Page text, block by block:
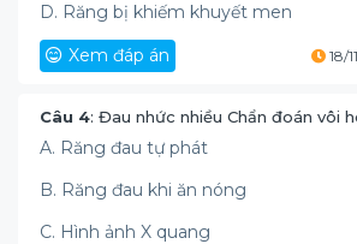
D. Răng bị khiếm khuyết men
Xem đáp án
18/
Câu 4: Đau nhức nhiều Chẩn đoán vôi
A. Răng đau tự phát
B. Răng đau khi ăn nóng
C. Hình ảnh X quang